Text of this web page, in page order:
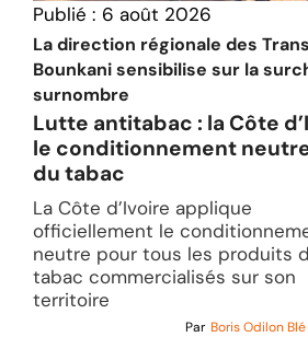
Publié : 6 août 2026
La direction régionale des
Bounkani sensibilise sur la
surnombre
Lutte antitabac : la Côte
le conditionnement
du tabac
La Côte d’Ivoire applique
officiellement le
neutre pour tous les produits
tabac commercialisés sur son
territoire
Par Boris Odilon Blé